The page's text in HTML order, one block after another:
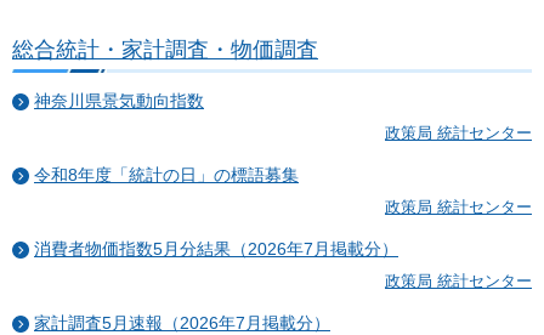
総合統計・家計調査・物価調査
神奈川県景気動向指数
政策局 統計センター
令和8年度「統計の日」の標語募集
政策局 統計センター
消費者物価指数5月分結果（2026年7月掲載分）
政策局 統計センター
家計調査5月速報（2026年7月掲載分）